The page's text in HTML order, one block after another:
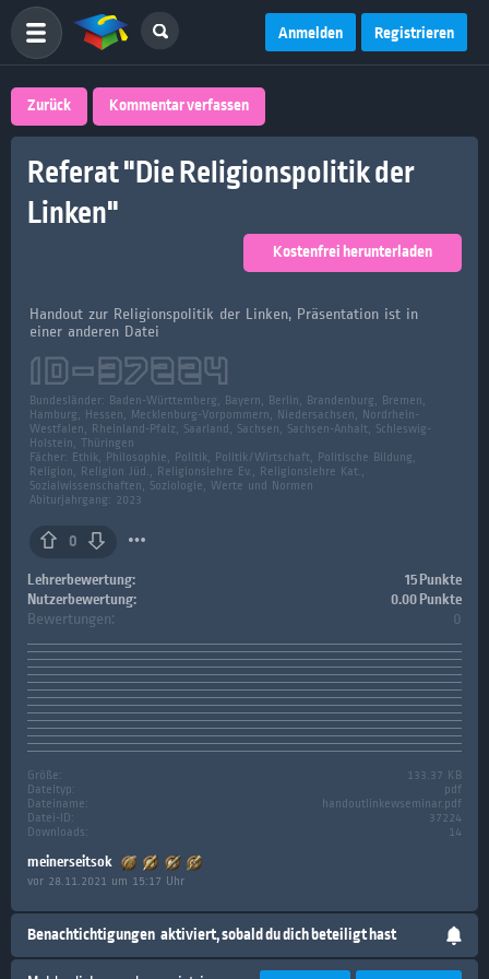
Anmelden Registrieren
Zurück Kommentar verfassen
Referat "Die Religionspolitik der
Linken"
Kostenfrei herunterladen
Lehrerbewertung:
15 Punkte
Nutzerbewertung:
0.00 Punkte
Bewertungen: 0
Größe:
133.37 KB
Dateityp:
pdf
Dateiname:
handoutlinkewseminar.pdf
Datei-ID:
37224
Downloads:
14
meinerseitsok
vor 28.11.2021 um 15:17 Uhr
Handout zur Religionspolitik der Linken, Präsentation ist in
einer anderen Datei
ID-37224
Bundesländer: Baden-Württemberg, Bayern, Berlin, Brandenburg, Bremen,
Hamburg, Hessen, Mecklenburg-Vorpommern, Niedersachsen, Nordrhein-
Westfalen, Rheinland-Pfalz, Saarland, Sachsen, Sachsen-Anhalt, Schleswig-
Holstein, Thüringen
Fächer: Ethik, Philosophie, Politik, Politik/Wirtschaft, Politische Bildung,
Religion, Religion Jüd., Religionslehre Ev., Religionslehre Kat.,
Sozialwissenschaften, Soziologie, Werte und Normen
Abiturjahrgang: 2023
0
Benachtichtigungen aktiviert, sobald du dich beteiligt hast